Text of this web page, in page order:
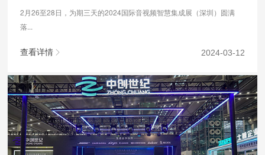
2月26至28日，为期三天的2024国际音视频智慧集成展（深圳）圆满
落...
2024-03-12
查看详情